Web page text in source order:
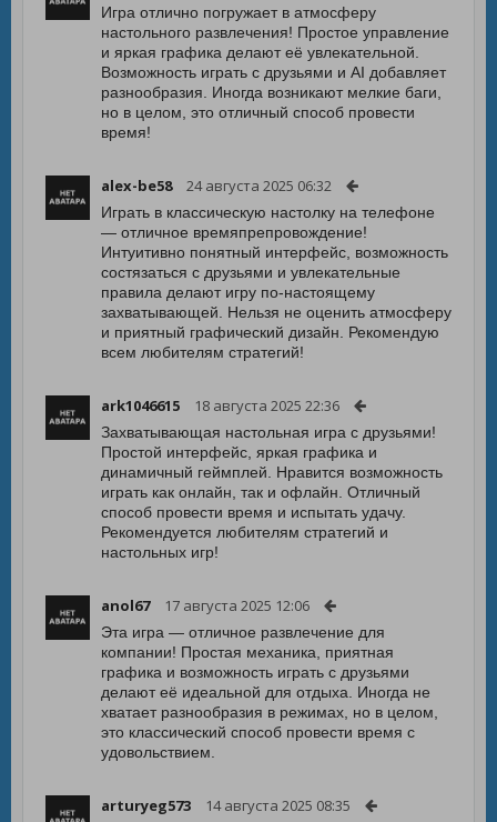
Игра отлично погружает в атмосферу
настольного развлечения! Простое управление
и яркая графика делают её увлекательной.
Возможность играть с друзьями и AI добавляет
разнообразия. Иногда возникают мелкие баги,
но в целом, это отличный способ провести
время!
alex-be58 24 августа 2025 06:32
Играть в классическую настолку на телефоне
— отличное времяпрепровождение!
Интуитивно понятный интерфейс, возможность
состязаться с друзьями и увлекательные
правила делают игру по-настоящему
захватывающей. Нельзя не оценить атмосферу
и приятный графический дизайн. Рекомендую
всем любителям стратегий!
ark1046615 18 августа 2025 22:36
Захватывающая настольная игра с друзьями!
Простой интерфейс, яркая графика и
динамичный геймплей. Нравится возможность
играть как онлайн, так и офлайн. Отличный
способ провести время и испытать удачу.
Рекомендуется любителям стратегий и
настольных игр!
anol67 17 августа 2025 12:06
Эта игра — отличное развлечение для
компании! Простая механика, приятная
графика и возможность играть с друзьями
делают её идеальной для отдыха. Иногда не
хватает разнообразия в режимах, но в целом,
это классический способ провести время с
удовольствием.
arturyeg573 14 августа 2025 08:35